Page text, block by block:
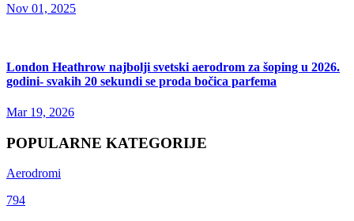
Nov 01, 2025
London Heathrow najbolji svetski aerodrom za šoping u 2026.
godini- svakih 20 sekundi se proda bočica parfema
Mar 19, 2026
POPULARNE KATEGORIJE
Aerodromi
794